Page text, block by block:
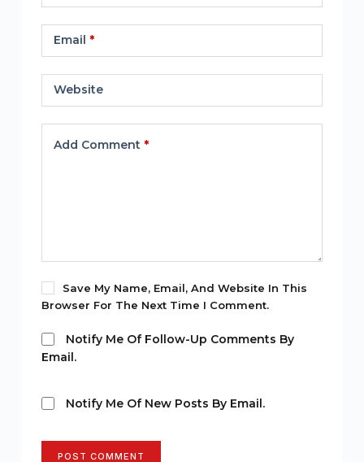
Email *
Website
Add Comment *
Save My Name, Email, And Website In This
Browser For The Next Time I Comment.
Notify Me Of Follow-Up Comments By
Email.
Notify Me Of New Posts By Email.
POST COMMENT